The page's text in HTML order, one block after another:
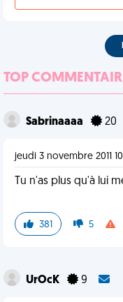
TOP
Sabrinaaaa 20
jeudi 3 novembre 2011
Tu n'as plus qu'à lui
381 5
UrOcK 9